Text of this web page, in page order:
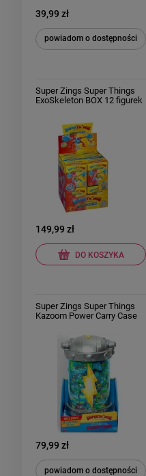
39,99 zł
powiadom o dostępności
Super Zings Super Things
ExoSkeleton BOX 12 figurek
149,99 zł
DO KOSZYKA
Super Zings Super Things
Kazoom Power Carry Case
79,99 zł
powiadom o dostępności